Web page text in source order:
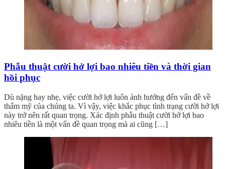
Phẫu thuật cười hở lợi bao nhiêu tiền và thời gian
hồi phục
Dù nặng hay nhẹ, việc cười hở lợi luôn ảnh hưởng đến vấn đề về
thẩm mỹ của chúng ta. Vì vậy, việc khắc phục tình trạng cười hở lợi
này trở nên rất quan trọng. Xác định phẫu thuật cười hở lợi bao
nhiêu tiền là một vấn đề quan trọng mà ai cũng […]